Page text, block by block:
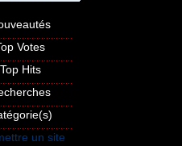
Votes
Top Hits
un site